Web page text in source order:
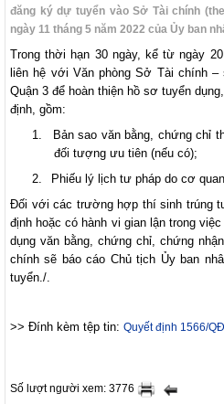
đăng ký dự tuyển vào Sở Tài chính
ngày 11 tháng 5 năm 2022 của Ủy ban
Trong thời hạn 30 ngày, kể từ ngày
liên hệ với Văn phòng Sở Tài chính
Quận 3 để hoàn thiện hồ sơ tuyển
định, gồm:
1.
Bản sao văn bằng, chứng chỉ
đối tượng ưu tiên (nếu có);
2.
Phiếu lý lịch tư pháp do cơ
Đối với các trường hợp thí sinh trúng
định hoặc có hành vi gian lận trong
dụng văn bằng, chứng chỉ, chứng
chính sẽ báo cáo Chủ tịch Ủy ban
tuyển./.
>> Đính kèm tệp tin: Quyết định 1566/
Số lượt người xem: 3776